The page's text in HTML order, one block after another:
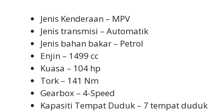
Jenis Kenderaan – MPV
Jenis transmisi – Automatik
Jenis bahan bakar – Petrol
Enjin – 1499 cc
Kuasa – 104 hp
Tork – 141 Nm
Gearbox – 4-Speed
Kapasiti Tempat Duduk – 7 tempat duduk